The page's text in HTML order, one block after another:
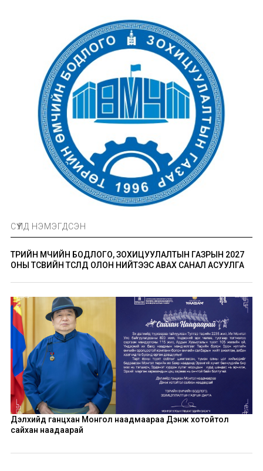
СҮҮЛД НЭМЭГДСЭН
ТӨРИЙН ӨМЧИЙН БОДЛОГО, ЗОХИЦУУЛАЛТЫН ГАЗРЫН 2027
ОНЫ ТӨСВИЙН ТӨСӨЛД ОЛОН НИЙТЭЭС АВАХ САНАЛ АСУУЛГА
Дэлхийд ганцхан Монгол наадмаараа Дэнж хотойтол
сайхан наадаарай